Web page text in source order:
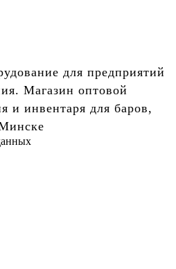
для предприятий
Магазин оптовой
и инвентаря для баров,